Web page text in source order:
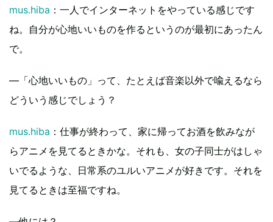
mus.hiba ：一人でインターネットをやっている感じです
ね。自分が心地いいものを作るというのが最初にあったん
で。
―「心地いいもの」って、たとえば音楽以外で喩えるなら
どういう感じでしょう？
mus.hiba ：仕事が終わって、家に帰ってお酒を飲みなが
らアニメを見てるときかな。それも、女の子同士がはしゃ
いでるような、日常系のユルいアニメが好きです。それを
見てるときは至福ですね。